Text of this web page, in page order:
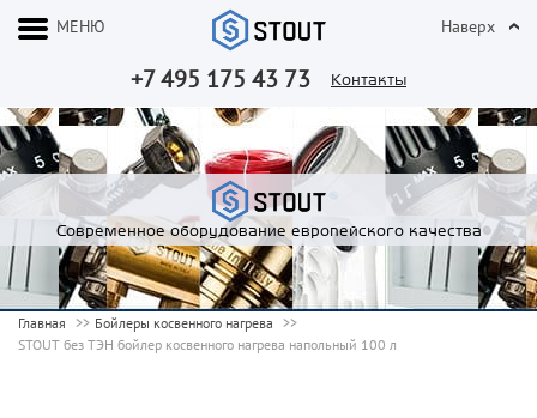
+7 495 175 43 73 Контакты
МЕНЮ Наверх
Современное оборудование европейского качества
Главная
Бойлеры косвенного нагрева
STOUT без ТЭН бойлер косвенного нагрева напольный 100 л